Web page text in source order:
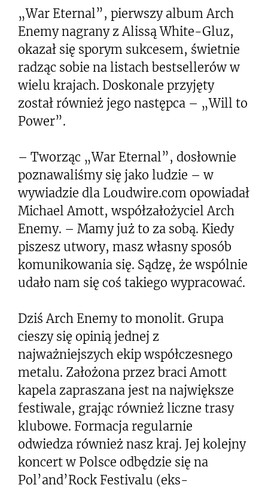
„War Eternal”, pierwszy album Arch
Enemy nagrany z Alissą White-Gluz,
okazał się sporym sukcesem, świetnie
radząc sobie na listach bestsellerów w
wielu krajach. Doskonale przyjęty
został również jego następca – „Will to
Power”.
– Tworząc „War Eternal”, dosłownie
poznawaliśmy się jako ludzie – w
wywiadzie dla Loudwire.com opowiadał
Michael Amott, współzałożyciel Arch
Enemy. – Mamy już to za sobą. Kiedy
piszesz utwory, masz własny sposób
komunikowania się. Sądzę, że wspólnie
udało nam się coś takiego wypracować.
Dziś Arch Enemy to monolit. Grupa
cieszy się opinią jednej z
najważniejszych ekip współczesnego
metalu. Założona przez braci Amott
kapela zapraszana jest na największe
festiwale, grając również liczne trasy
klubowe. Formacja regularnie
odwiedza również nasz kraj. Jej kolejny
koncert w Polsce odbędzie się na
Pol’and’Rock Festivalu (eks-